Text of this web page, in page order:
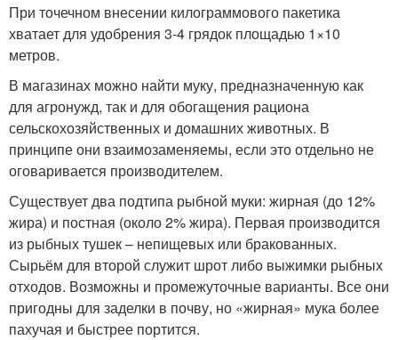
При точечном внесении килограммового пакетика
хватает для удобрения 3-4 грядок площадью 1×10
метров.
В магазинах можно найти муку, предназначенную как
для агронужд, так и для обогащения рациона
сельскохозяйственных и домашних животных. В
принципе они взаимозаменяемы, если это отдельно не
оговаривается производителем.
Существует два подтипа рыбной муки: жирная (до 12%
жира) и постная (около 2% жира). Первая производится
из рыбных тушек – непищевых или бракованных.
Сырьём для второй служит шрот либо выжимки рыбных
отходов. Возможны и промежуточные варианты. Все они
пригодны для заделки в почву, но «жирная» мука более
пахучая и быстрее портится.